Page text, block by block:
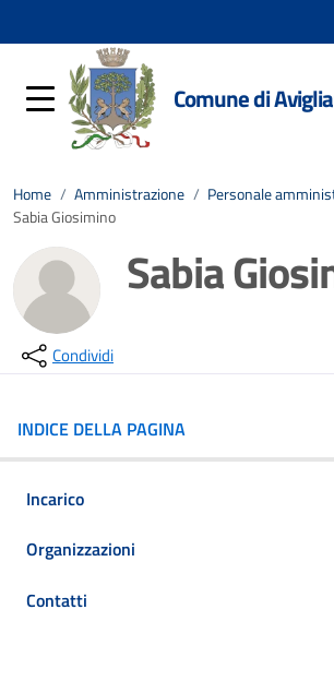
Comune di
Home / Amministrazione / Personale
Sabia Giosimino
Sabia
Condividi
INDICE DELLA PAGINA
Incarico
Organizzazioni
Contatti